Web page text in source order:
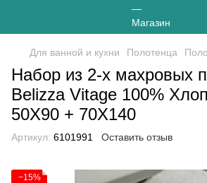
Для ванной и кухни Полотенца
Набор из 2-х махровых
Belizza Vitage 100%
50Х90 + 70Х140
Артикул: 6101991 Оставить отзыв
−15%